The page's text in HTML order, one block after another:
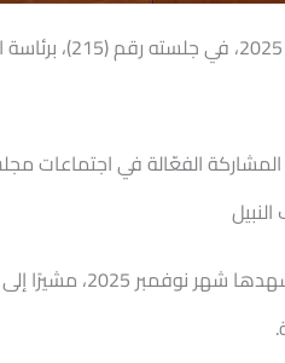
الموافق 30
الفعّالة في
وخلال الجلسة، استعرض